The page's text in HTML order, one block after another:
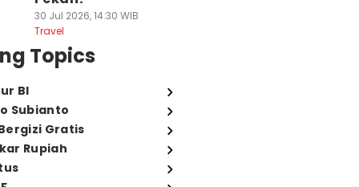
30 Jul 2026, 14:30 WIB
Travel
Topics
BI
Subianto
Gratis
Rupiah